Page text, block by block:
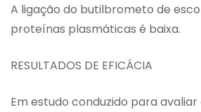
A ligação do butilbrometo de
proteínas plasmáticas é baixa.
RESULTADOS DE EFICÁCIA
Em estudo conduzido para